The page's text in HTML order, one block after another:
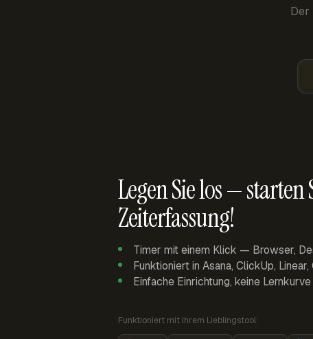
Der
Legen Sie los — starten
Zeiterfassung!
Timer mit einem Klick — Browser,
Funktioniert in Asana, ClickUp,
Einfache Einrichtung, keine Lernkurve
Funktioniert mit Ihrem Lieblingstool: